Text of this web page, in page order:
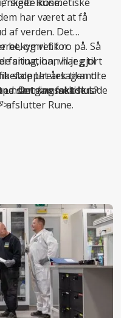
siger Rune.kosmetiske
har været at få
af verden. Det
bekymret for
han har gjort
Uretek til andre
sætningsskader.
og vi fik ro på. Så
situation, vil jeg til
stoppet årsagen til
Detkanfaktisk lade
afslutter Rune.
gammelt hus?